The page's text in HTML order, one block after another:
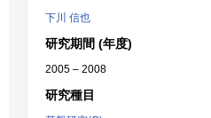
下川 信也
研究期間 (年度)
2005 – 2008
研究種目